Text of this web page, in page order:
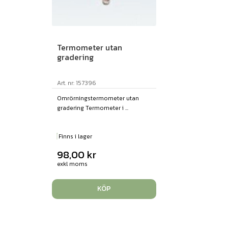
Termometer utan
gradering
Art. nr: 157396
Omrörningstermometer utan
gradering Termometer i ...
Finns i lager
98,00 kr
exkl moms
KÖP